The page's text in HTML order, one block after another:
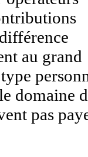
au grand
domaine
pas